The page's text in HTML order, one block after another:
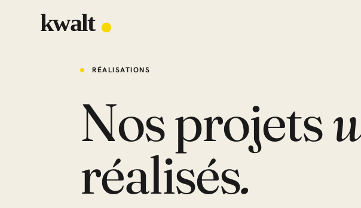
RÉALISATIONS
Nos projets
réalisés.